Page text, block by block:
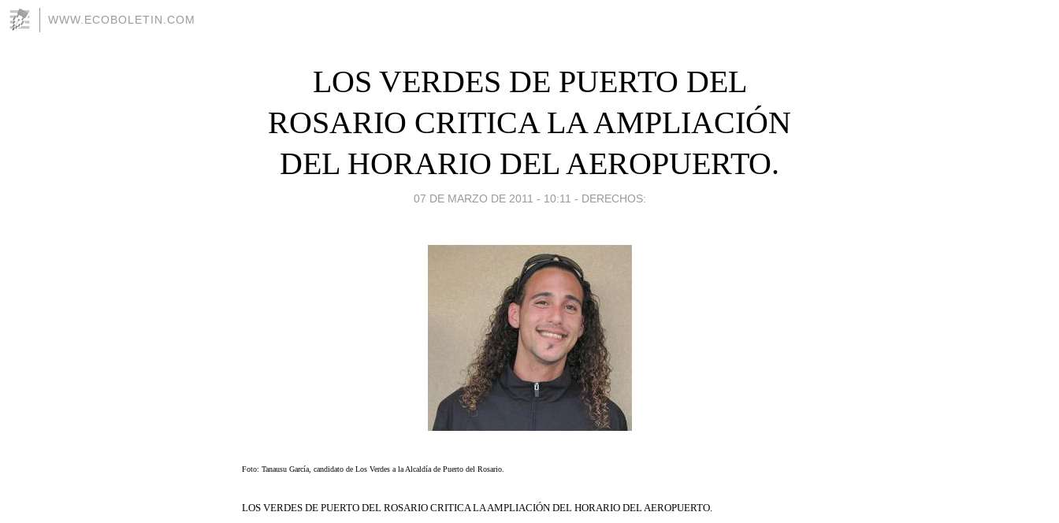
WWW.ECOBOLETIN.COM
LOS VERDES DE PUERTO DEL
ROSARIO CRITICA LA AMPLIACIÓN
DEL HORARIO DEL AEROPUERTO.
07 DE MARZO DE 2011 - 10:11 - DERECHOS:
Foto: Tanausu García, candidato de Los Verdes a la Alcaldía de Puerto del Rosario.
LOS VERDES DE PUERTO DEL ROSARIO CRITICA LA AMPLIACIÓN DEL HORARIO DEL AEROPUERTO.